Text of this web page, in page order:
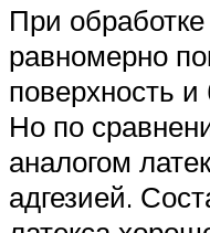
При
равномерно
поверхность
Но по
аналогом
адгезией.